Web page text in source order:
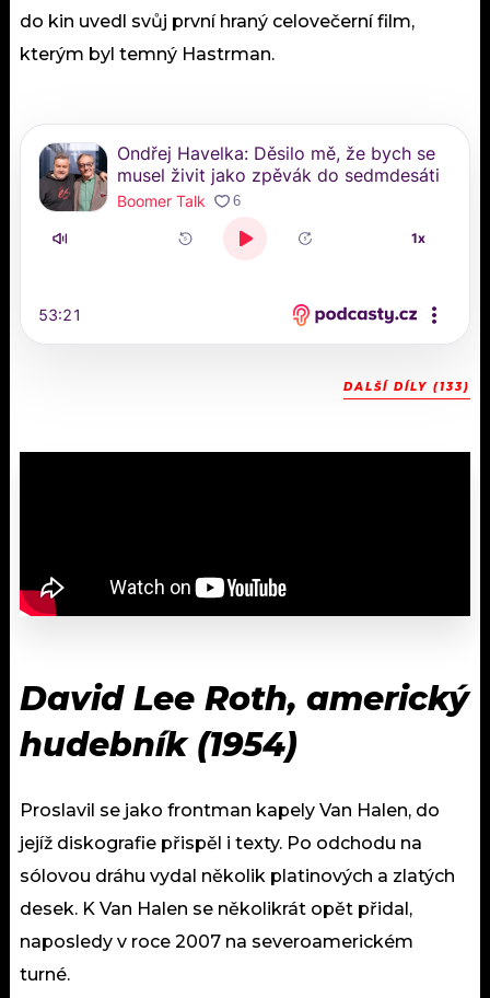
do kin uvedl svůj první hraný celovečerní film,
kterým byl temný Hastrman.
DALŠÍ DÍLY (133)
David Lee Roth, americký
hudebník (1954)
Proslavil se jako frontman kapely Van Halen, do
jejíž diskografie přispěl i texty. Po odchodu na
sólovou dráhu vydal několik platinových a zlatých
desek. K Van Halen se několikrát opět přidal,
naposledy v roce 2007 na severoamerickém
turné.